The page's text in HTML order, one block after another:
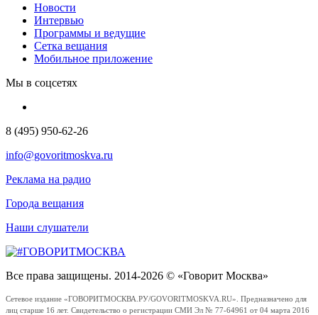
Новости
Интервью
Программы и ведущие
Сетка вещания
Мобильное приложение
Мы в соцсетях
8 (495) 950-62-26
info@govoritmoskva.ru
Реклама на радио
Города вещания
Наши слушатели
Все права защищены. 2014-2026 © «Говорит Москва»
Сетевое издание «ГОВОРИТМОСКВА.РУ/GOVORITMOSKVA.RU». Предназначено для
лиц старше 16 лет. Свидетельство о регистрации СМИ Эл № 77-64961 от 04 марта 2016